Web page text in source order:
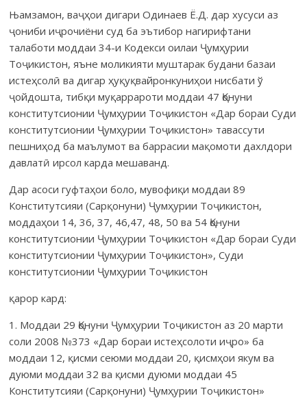
Њамзамон, ваҷҳои дигари Одинаев Ё.Д. дар хусуси аз
ҷониби иҷрочиёни суд ба эътибор нагирифтани
талаботи моддаи 34-и Кодекси оилаи Ҷумҳурии
Тоҷикистон, яъне моликияти муштарак будани базаи
истеҳсолӣ ва дигар ҳуқуқвайронкуниҳои нисбати ў
ҷойдошта, тибқи муқаррароти моддаи 47 Қонуни
конститутсионии Ҷумҳурии Тоҷикистон «Дар бораи Суди
конститутсионии Ҷумҳурии Тоҷикистон» тавассути
пешниҳод ба маълумот ва баррасии мақомоти дахлдори
давлатӣ ирсол карда мешаванд.
Дар асоси гуфтаҳои боло, мувофиқи моддаи 89
Конститутсияи (Сарқонуни) Ҷумҳурии Тоҷикистон,
моддаҳои 14, 36, 37, 46,47, 48, 50 ва 54 Қонуни
конститутсионии Ҷумҳурии Тоҷикистон «Дар бораи Суди
конститутсионии Ҷумҳурии Тоҷикистон», Суди
конститутсионии Ҷумҳурии Тоҷикистон
қарор кард:
1. Моддаи 29 Қонуни Ҷумҳурии Тоҷикистон аз 20 марти
соли 2008 №373 «Дар бораи истеҳсолоти иҷро» ба
моддаи 12, қисми сеюми моддаи 20, қисмҳои якум ва
дуюми моддаи 32 ва қисми дуюми моддаи 45
Конститутсияи (Сарқонуни) Ҷумҳурии Тоҷикистон»